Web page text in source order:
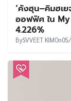
‘คังฮุน–คิมฮเ
ออฟฟิศ ใน
4.226%
BySVVEET KIMOn